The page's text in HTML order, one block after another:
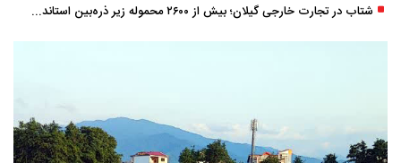
شتاب در تجارت خارجی گیلان؛ بیش از ۲۶۰۰ محموله زیر ذره‌بین استاندارد